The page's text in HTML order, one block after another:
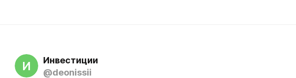
И
Инвестиции
@deonissii